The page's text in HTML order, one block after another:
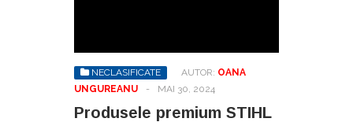
NECLASIFICATE AUTOR: OANA
UNGUREANU
- MAI 30, 2024
Produsele premium STIHL